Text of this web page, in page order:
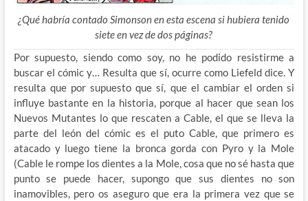
¿Qué habría contado Simonson en esta escena si hubiera tenido
siete en vez de dos páginas?
Por supuesto, siendo como soy, no he podido resistirme a
buscar el cómic y… Resulta que sí, ocurre como Liefeld dice. Y
resulta que por supuesto que sí, que el cambiar el orden si
influye bastante en la historia, porque al hacer que sean los
Nuevos Mutantes lo que rescaten a Cable, el que se lleva la
parte del león del cómic es el puto Cable, que primero es
atacado y luego tiene la bronca gorda con Pyro y la Mole
(Cable le rompe los dientes a la Mole, cosa que no sé hasta que
punto se puede hacer, supongo que sus dientes no son
inamovibles, pero os aseguro que era la primera vez que se